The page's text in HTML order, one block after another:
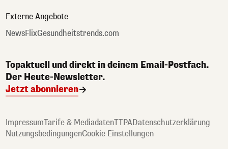
Externe Angebote
NewsFlixGesundheitstrends.com
Topaktuell und direkt in deinem Email-Postfach.
Der Heute-Newsletter.
Jetzt abonnieren
ImpressumTarife & MediadatenTTPADatenschutzerklärung
NutzungsbedingungenCookie Einstellungen